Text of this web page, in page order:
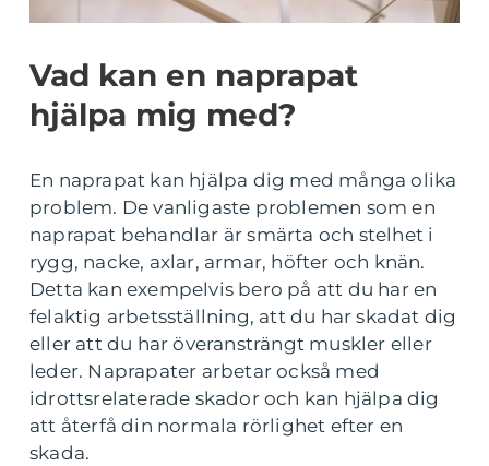
Vad kan en naprapat
hjälpa mig med?
En naprapat kan hjälpa dig med många olika
problem. De vanligaste problemen som en
naprapat behandlar är smärta och stelhet i
rygg, nacke, axlar, armar, höfter och knän.
Detta kan exempelvis bero på att du har en
felaktig arbetsställning, att du har skadat dig
eller att du har överansträngt muskler eller
leder. Naprapater arbetar också med
idrottsrelaterade skador och kan hjälpa dig
att återfå din normala rörlighet efter en
skada.